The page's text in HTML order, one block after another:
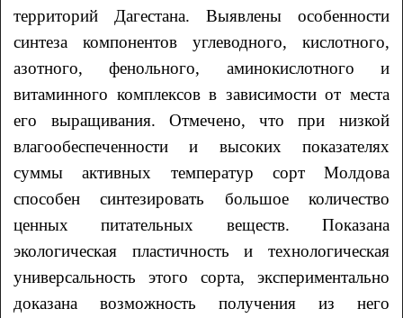
территорий Дагестана. Выявлены особенности
синтеза компонентов углеводного, кислотного,
азотного, фенольного, аминокислотного и
витаминного комплексов в зависимости от места
его выращивания. Отмечено, что при низкой
влагообеспеченности и высоких показателях
суммы активных температур сорт Молдова
способен синтезировать большое количество
ценных питательных веществ. Показана
экологическая пластичность и технологическая
универсальность этого сорта, экспериментально
доказана возможность получения из него